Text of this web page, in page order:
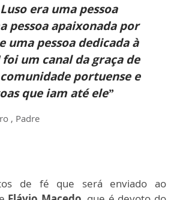
era uma pessoa
pessoa apaixonada por
uma pessoa dedicada à
um canal da graça de
portuense e
que iam até ele”
, Padre
de fé que será enviado ao